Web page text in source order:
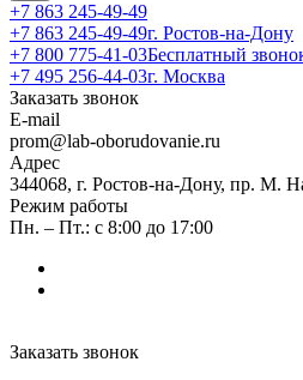
+7 863 245-49-49
+7 863 245-49-49г. Ростов-на-Дону
+7 800 775-41-03Бесплатный
+7 495 256-44-03г. Москва
Заказать звонок
E-mail
prom@lab-oborudovanie.ru
Адрес
344068, г. Ростов-на-Дону, пр. М.
Режим работы
Пн. – Пт.: с 8:00 до 17:00
Заказать звонок